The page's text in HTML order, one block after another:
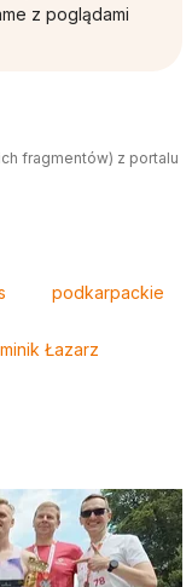
z poglądami
fragmentów) z portalu
podkarpackie
Łazarz